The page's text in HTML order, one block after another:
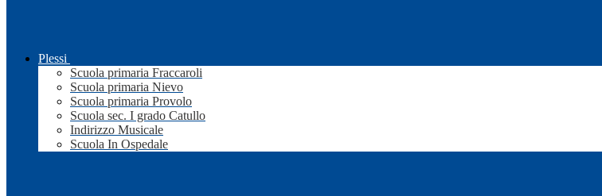
Plessi
Scuola primaria Fraccaroli
Scuola primaria Nievo
Scuola primaria Provolo
Scuola sec. I grado Catullo
Indirizzo Musicale
Scuola In Ospedale